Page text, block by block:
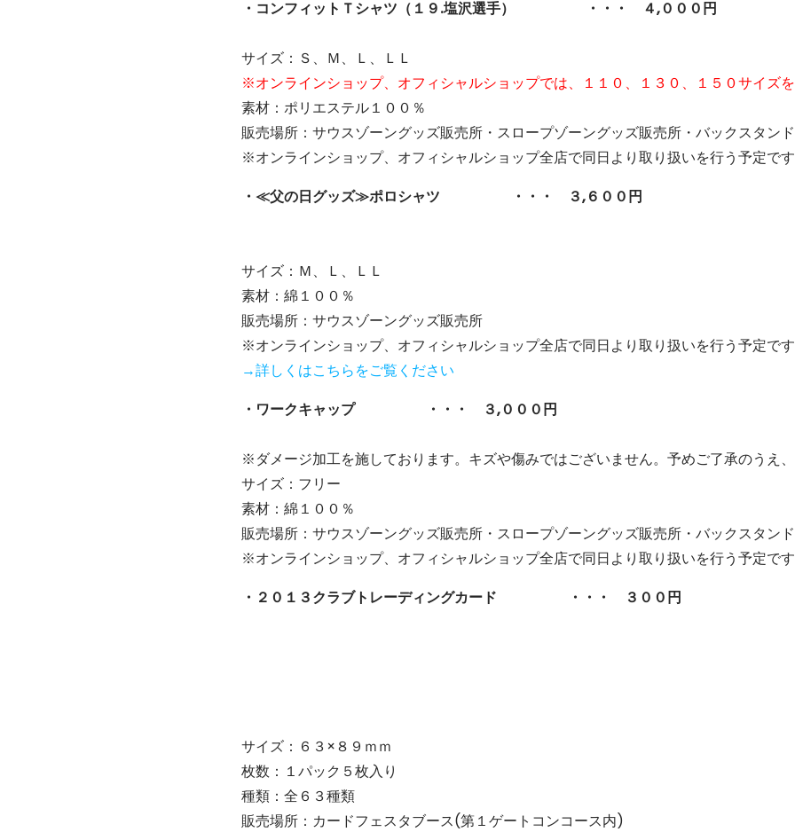
・コンフィットＴシャツ（１９.塩沢選手） ・・・ ４,０００円
サイズ：Ｓ、Ｍ、Ｌ、ＬＬ
※オンラインショップ、オフィシャルショップでは、１１０、１３０、１５０サイズを
素材：ポリエステル１００％
販売場所：サウスゾーングッズ販売所・スロープゾーングッズ販売所・バックスタン
※オンラインショップ、オフィシャルショップ全店で同日より取り扱いを行う予定です
・≪父の日グッズ≫ポロシャツ ・・・ ３,６００円
サイズ：Ｍ、Ｌ、ＬＬ
素材：綿１００％
販売場所：サウスゾーングッズ販売所
※オンラインショップ、オフィシャルショップ全店で同日より取り扱いを行う予定です
→詳しくはこちらをご覧ください
・ワークキャップ ・・・ ３,０００円
※ダメージ加工を施しております。キズや傷みではございません。予めご了承のうえ、
サイズ：フリー
素材：綿１００％
販売場所：サウスゾーングッズ販売所・スロープゾーングッズ販売所・バックスタン
※オンラインショップ、オフィシャルショップ全店で同日より取り扱いを行う予定です
・２０１３クラブトレーディングカード ・・・ ３００円
サイズ：６３×８９ｍｍ
枚数：１パック５枚入り
種類：全６３種類
販売場所：カードフェスタブース(第１ゲートコンコース内)